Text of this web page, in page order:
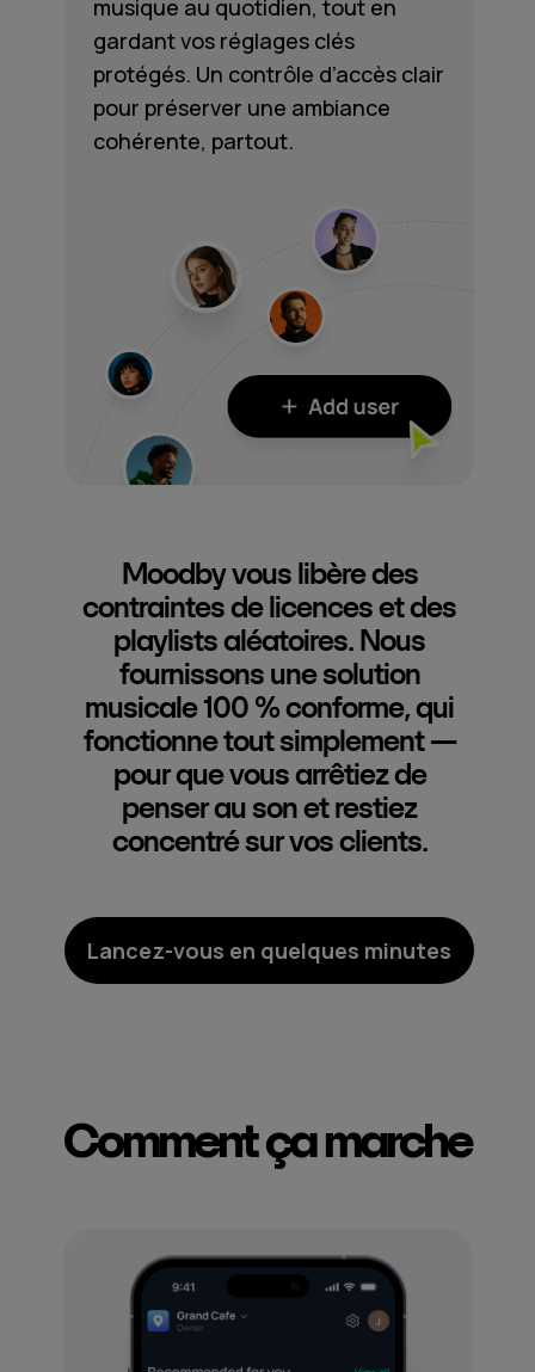
musique au quotidien, tout en
gardant vos réglages clés
protégés. Un contrôle d’accès clair
pour préserver une ambiance
cohérente, partout.
Moodby vous libère des
contraintes de licences et des
playlists aléatoires. Nous
fournissons une solution
musicale 100 % conforme, qui
fonctionne tout simplement —
pour que vous arrêtiez de
penser au son et restiez
concentré sur vos clients.
Lancez-vous en quelques minutes
Comment ça marche